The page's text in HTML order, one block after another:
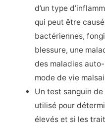
d’un type
qui peut être
bactériennes,
blessure, une
des maladies
mode de vie
Un test sanguin
utilisé pour
élevés et si les